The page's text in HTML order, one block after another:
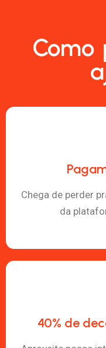
Como
Chega de perder
da
40% de